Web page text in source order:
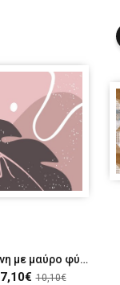
Ροζ τέχνη με μαύρο φύλλο
7,10€ 10,10€